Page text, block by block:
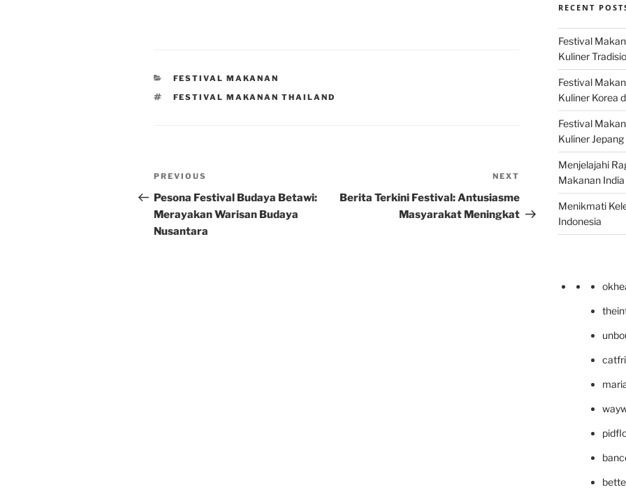
CATEGORIES
FESTIVAL MAKANAN
TAGS
FESTIVAL MAKANAN THAILAND
Post
navigation
Previous
Post
PREVIOUS
Pesona Festival Budaya Betawi:
Merayakan Warisan Budaya
Nusantara
Post
NEXT
Berita Terkini Festival: Antusiasme
Masyarakat Meningkat
RECENT
Festival
Kuliner
Festival
Kuliner Korea
Festival
Kuliner
Menjelajahi
Makanan
Menikmati
Indonesia